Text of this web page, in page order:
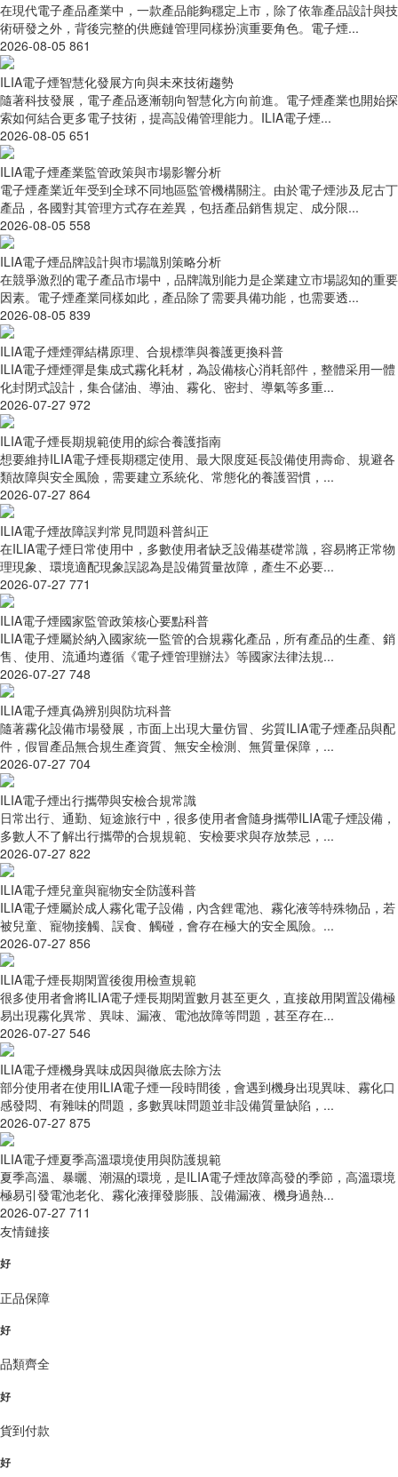
在現代電子產品產業中，一款產品能夠穩定上市，除了依靠產品設計與技
術研發之外，背後完整的供應鏈管理同樣扮演重要角色。電子煙...
2026-08-05 861
ILIA電子煙智慧化發展方向與未來技術趨勢
隨著科技發展，電子產品逐漸朝向智慧化方向前進。電子煙產業也開始探
索如何結合更多電子技術，提高設備管理能力。ILIA電子煙...
2026-08-05 651
ILIA電子煙產業監管政策與市場影響分析
電子煙產業近年受到全球不同地區監管機構關注。由於電子煙涉及尼古丁
產品，各國對其管理方式存在差異，包括產品銷售規定、成分限...
2026-08-05 558
ILIA電子煙品牌設計與市場識別策略分析
在競爭激烈的電子產品市場中，品牌識別能力是企業建立市場認知的重要
因素。電子煙產業同樣如此，產品除了需要具備功能，也需要透...
2026-08-05 839
ILIA電子煙煙彈結構原理、合規標準與養護更換科普
ILIA電子煙煙彈是集成式霧化耗材，為設備核心消耗部件，整體采用一體
化封閉式設計，集合儲油、導油、霧化、密封、導氣等多重...
2026-07-27 972
ILIA電子煙長期規範使用的綜合養護指南
想要維持ILIA電子煙長期穩定使用、最大限度延長設備使用壽命、規避各
類故障與安全風險，需要建立系統化、常態化的養護習慣，...
2026-07-27 864
ILIA電子煙故障誤判常見問題科普糾正
在ILIA電子煙日常使用中，多數使用者缺乏設備基礎常識，容易將正常物
理現象、環境適配現象誤認為是設備質量故障，產生不必要...
2026-07-27 771
ILIA電子煙國家監管政策核心要點科普
ILIA電子煙屬於納入國家統一監管的合規霧化產品，所有產品的生產、銷
售、使用、流通均遵循《電子煙管理辦法》等國家法律法規...
2026-07-27 748
ILIA電子煙真偽辨別與防坑科普
隨著霧化設備市場發展，市面上出現大量仿冒、劣質ILIA電子煙產品與配
件，假冒產品無合規生產資質、無安全檢測、無質量保障，...
2026-07-27 704
ILIA電子煙出行攜帶與安檢合規常識
日常出行、通勤、短途旅行中，很多使用者會隨身攜帶ILIA電子煙設備，
多數人不了解出行攜帶的合規規範、安檢要求與存放禁忌，...
2026-07-27 822
ILIA電子煙兒童與寵物安全防護科普
ILIA電子煙屬於成人霧化電子設備，內含鋰電池、霧化液等特殊物品，若
被兒童、寵物接觸、誤食、觸碰，會存在極大的安全風險。...
2026-07-27 856
ILIA電子煙長期閑置後復用檢查規範
很多使用者會將ILIA電子煙長期閑置數月甚至更久，直接啟用閑置設備極
易出現霧化異常、異味、漏液、電池故障等問題，甚至存在...
2026-07-27 546
ILIA電子煙機身異味成因與徹底去除方法
部分使用者在使用ILIA電子煙一段時間後，會遇到機身出現異味、霧化口
感發悶、有雜味的問題，多數異味問題並非設備質量缺陷，...
2026-07-27 875
ILIA電子煙夏季高溫環境使用與防護規範
夏季高溫、暴曬、潮濕的環境，是ILIA電子煙故障高發的季節，高溫環境
極易引發電池老化、霧化液揮發膨脹、設備漏液、機身過熱...
2026-07-27 711
友情鏈接
好
正品保障
好
品類齊全
好
貨到付款
好